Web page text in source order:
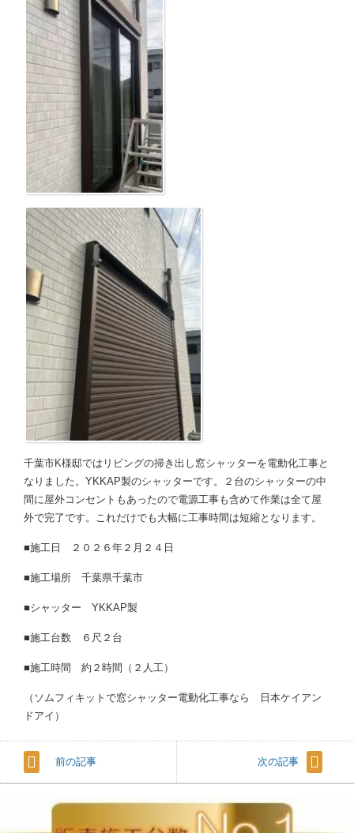
千葉市K様邸ではリビングの掃き出し窓シャッターを電動化工事と
なりました。YKKAP製のシャッターです。２台のシャッターの中
間に屋外コンセントもあったので電源工事も含めて作業は全て屋
外で完了です。これだけでも大幅に工事時間は短縮となります。
■施工日 ２０２６年２月２４日
■施工場所 千葉県千葉市
■シャッター YKKAP製
■施工台数 ６尺２台
■施工時間 約２時間（２人工）
（ソムフィキットで窓シャッター電動化工事なら 日本ケイアン
ドアイ）
前の記事 次の記事